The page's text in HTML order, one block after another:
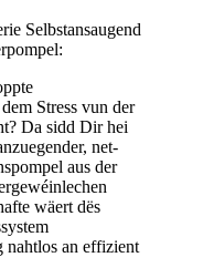
Selbstansaugend
Stress vun der
Da sidd Dir hei
net-
aus der
wäert dës
nahtlos an effizient